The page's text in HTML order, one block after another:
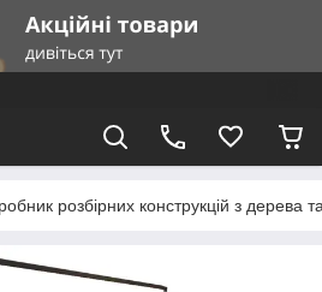
розбірних конструкцій з дерева